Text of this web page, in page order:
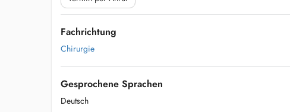
Fachrichtung
Chirurgie
Gesprochene Sprachen
Deutsch